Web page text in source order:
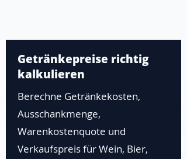
Getränkepreise richtig
kalkulieren
Berechne Getränkekosten,
Ausschankmenge,
Warenkostenquote und
Verkaufspreis für Wein, Bier,